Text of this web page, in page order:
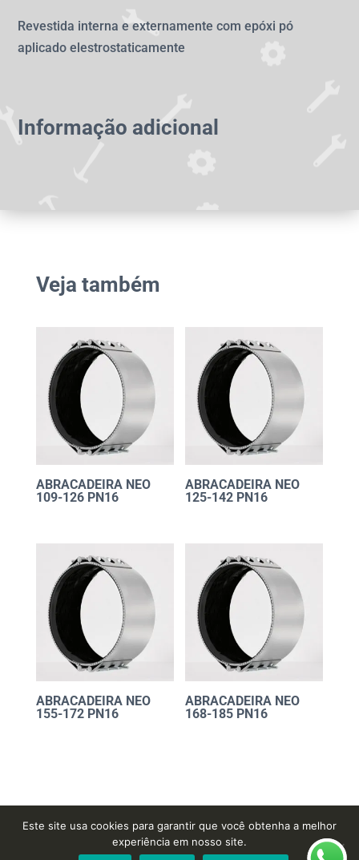
Revestida interna e externamente com epóxi pó
aplicado elestrostaticamente
Informação adicional
Veja também
ABRACADEIRA NEO
109-126 PN16
ABRACADEIRA NEO
125-142 PN16
ABRACADEIRA NEO
155-172 PN16
ABRACADEIRA NEO
168-185 PN16
Desenvolvido por Cordoval Digital
Este site usa cookies para garantir que você obtenha a melhor
experiência em nosso site.